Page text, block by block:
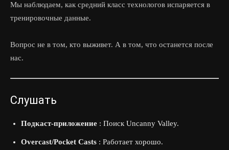
Мы наблюдаем, как средний класс технологов испаряется в
тренировочные данные.
Вопрос не в том, кто выживет. А в том, что останется после
нас.
Слушать
Подкаст-приложение : Поиск Uncanny Valley.
Overcast/Pocket Casts : Работает хорошо.